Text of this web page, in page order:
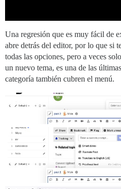
Una regresión que es muy fácil de
abre detrás del editor, por lo que si
todas las opciones, pero a veces
un nuevo tema, es una de las
categoría también cubren el menú.